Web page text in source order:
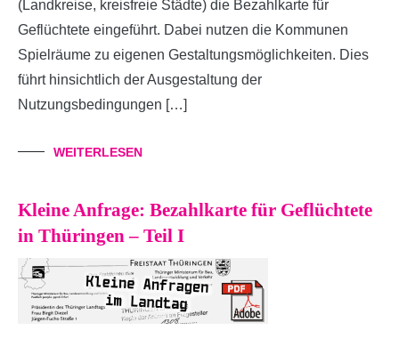
(Landkreise, kreisfreie Städte) die Bezahlkarte für
Geflüchtete eingeführt. Dabei nutzen die Kommunen
Spielräume zu eigenen Gestaltungsmöglichkeiten. Dies
führt hinsichtlich der Ausgestaltung der
Nutzungsbedingungen […]
WEITERLESEN
Kleine Anfrage: Bezahlkarte für Geflüchtete
in Thüringen – Teil I